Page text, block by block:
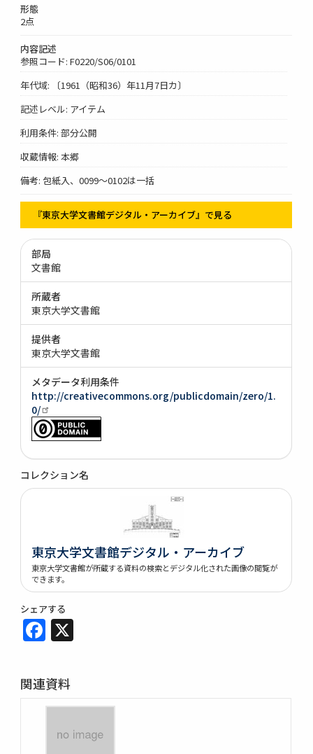
形態
2点
内容記述
参照コード: F0220/S06/0101
年代域: 〔1961（昭和36）年11月7日カ〕
記述レベル: アイテム
利用条件: 部分公開
収蔵情報: 本郷
備考: 包紙入、0099～0102は一括
『東京大学文書館デジタル・アーカイブ』で見る
部局
文書館
所蔵者
東京大学文書館
提供者
東京大学文書館
メタデータ利用条件
http://creativecommons.org/publicdomain/zero/1.
0/
コレクション名
東京大学文書館デジタル・アーカイブ
東京大学文書館が所蔵する資料の検索とデジタル化された画像の閲覧が
できます。
シェアする
Facebook
関連資料